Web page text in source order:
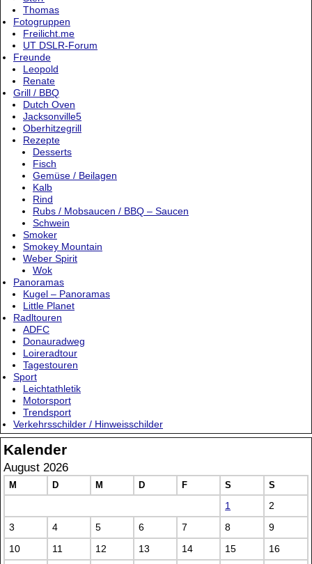
Thomas
Fotogruppen
Freilicht.me
UT DSLR-Forum
Freunde
Leopold
Renate
Grill / BBQ
Dutch Oven
Jacksonville5
Oberhitzegrill
Rezepte
Desserts
Fisch
Gemüse / Beilagen
Kalb
Rind
Rubs / Mobsaucen / BBQ – Saucen
Schwein
Smoker
Smokey Mountain
Weber Spirit
Wok
Panoramas
Kugel – Panoramas
Little Planet
Radltouren
ADFC
Donauradweg
Loireradtour
Tagestouren
Sport
Leichtathletik
Motorsport
Trendsport
Verkehrsschilder / Hinweisschilder
Kalender
August 2026
M D M D F S S
1
2
3
4 5 6 7 8
9
10
11 12 13 14 15
16